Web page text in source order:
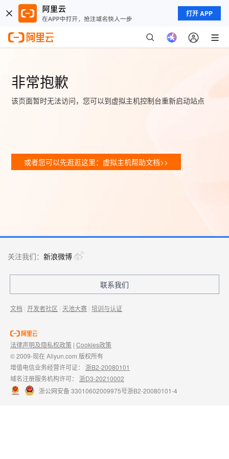
打开 APP
非常抱歉
该页面暂时无法访问，您可以到虚拟主机控制台重新启动站点
或者您可以先逛逛这里：虚拟主机帮助文档>>